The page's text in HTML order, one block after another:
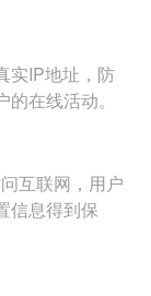
实IP地址，防
在线活动。
互联网，用户
信息得到保